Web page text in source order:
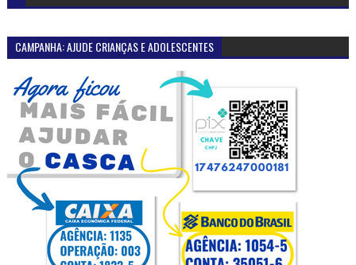
CAMPANHA: AJUDE CRIANÇAS E ADOLESCENTES